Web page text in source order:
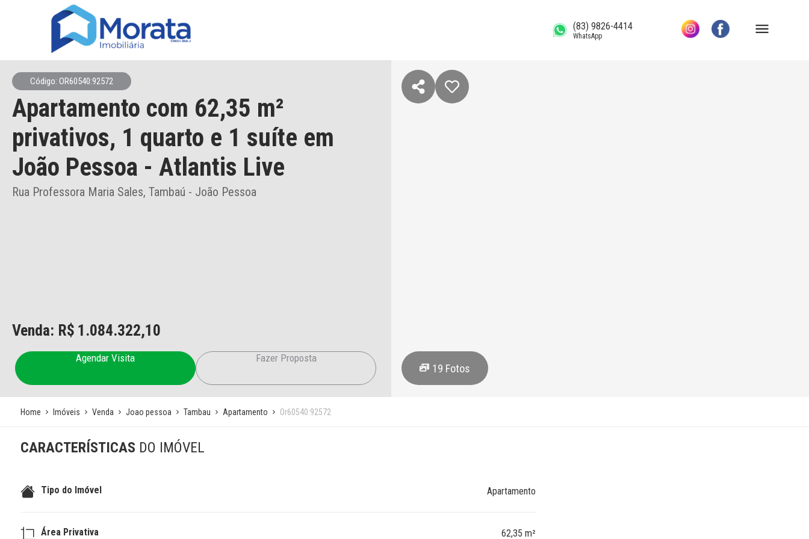
(83) 9826-4414
WhatsApp
Código: OR60540:92572
Apartamento com 62,35 m²
privativos, 1 quarto e 1 suíte em
João Pessoa - Atlantis Live
Rua Professora Maria Sales, Tambaú - João Pessoa
Venda: R$ 1.084.322,10
Agendar Visita Fazer Proposta
19 Fotos
Home Imóveis Venda Joao pessoa Tambau Apartamento Or60540:92572
CARACTERÍSTICAS DO IMÓVEL
Tipo do Imóvel Apartamento
Área Privativa 62,35 m²